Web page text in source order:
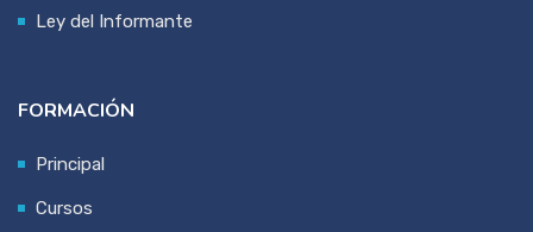
Ley del Informante
FORMACIÓN
Principal
Cursos